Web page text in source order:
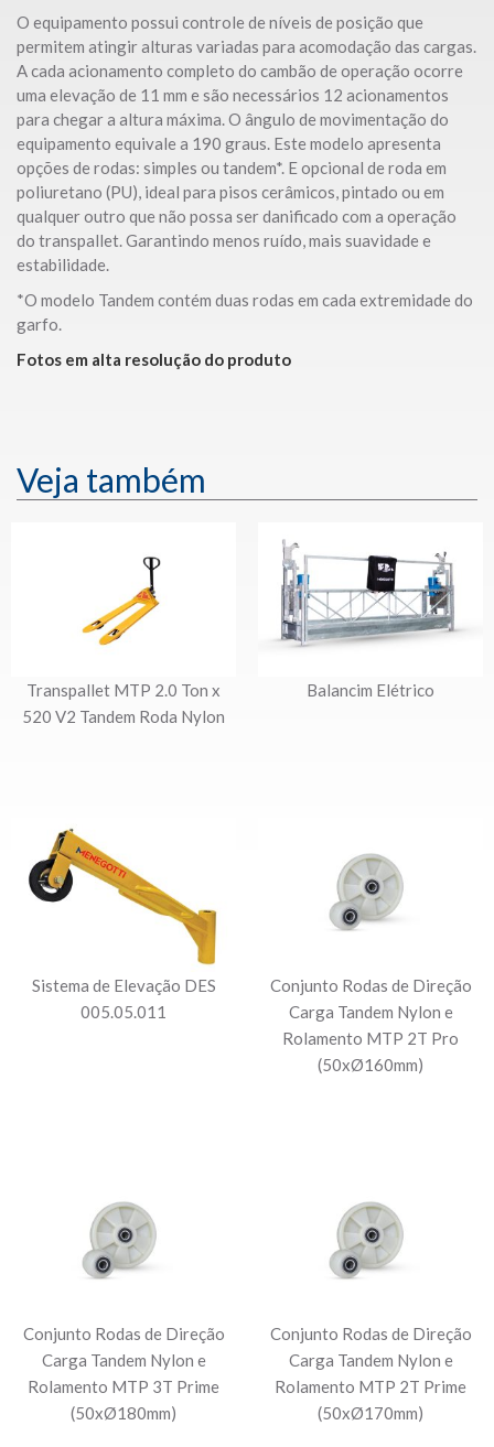
O equipamento possui controle de níveis de posição que
permitem atingir alturas variadas para acomodação das cargas.
A cada acionamento completo do cambão de operação ocorre
uma elevação de 11 mm e são necessários 12 acionamentos
para chegar a altura máxima. O ângulo de movimentação do
equipamento equivale a 190 graus. Este modelo apresenta
opções de rodas: simples ou tandem*. E opcional de roda em
poliuretano (PU), ideal para pisos cerâmicos, pintado ou em
qualquer outro que não possa ser danificado com a operação
do transpallet. Garantindo menos ruído, mais suavidade e
estabilidade.
*O modelo Tandem contém duas rodas em cada extremidade do
garfo.
Fotos em alta resolução do produto
Veja também
Transpallet MTP 2.0 Ton x
520 V2 Tandem Roda Nylon
Balancim Elétrico
Sistema de Elevação DES
005.05.011
Conjunto Rodas de Direção
Carga Tandem Nylon e
Rolamento MTP 2T Pro
(50xØ160mm)
Conjunto Rodas de Direção
Carga Tandem Nylon e
Rolamento MTP 3T Prime
(50xØ180mm)
Conjunto Rodas de Direção
Carga Tandem Nylon e
Rolamento MTP 2T Prime
(50xØ170mm)